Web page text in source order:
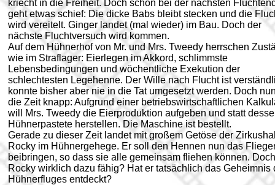
kriecht in die Freiheit. Doch schon bei der nächsten
geht etwas schief: Die dicke Babs bleibt stecken und die
wird vereitelt. Ginger landet (mal wieder) im Bau. Doch der
nächste Fluchtversuch wird kommen.
Auf dem Hühnerhof von Mr. und Mrs. Tweedy herrschen
wie im Straflager: Eierlegen im Akkord, schlimmste
Lebensbedingungen und wöchentliche Exekution der
schlechtesten Legehenne. Der Wille nach Flucht ist
konnte bisher aber nie in die Tat umgesetzt werden. Doch
die Zeit knapp: Aufgrund einer betriebswirtschaftlichen
will Mrs. Tweedy die Eierproduktion aufgeben und statt
Hühnerpastete herstellen. Die Maschine ist bestellt.
Gerade zu dieser Zeit landet mit großem Getöse der
Rocky im Hühnergehege. Er soll den Hennen nun das
beibringen, so dass sie alle gemeinsam fliehen können.
Rocky wirklich dazu fähig? Hat er tatsächlich das Geheimnis
Hühnerfluges entdeckt?